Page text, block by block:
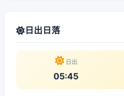
日出日落
日出
05:45